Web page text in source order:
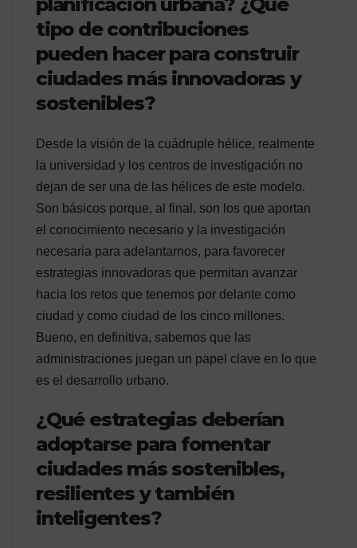
tipo de contribuciones
pueden hacer para construir
ciudades más innovadoras y
sostenibles?
Desde la visión de la cuádruple hélice, realmente
la universidad y los centros de investigación no
dejan de ser una de las hélices de este modelo.
Son básicos porque, al final, son los que aportan
el conocimiento necesario y la investigación
necesaria para adelantarnos, para favorecer
estrategias innovadoras que permitan avanzar
hacia los retos que tenemos por delante como
ciudad y como ciudad de los cinco millones.
Bueno, en definitiva, sabemos que las
administraciones juegan un papel clave en lo que
es el desarrollo urbano.
¿Qué estrategias deberían
adoptarse para fomentar
ciudades más sostenibles,
resilientes y también
inteligentes?